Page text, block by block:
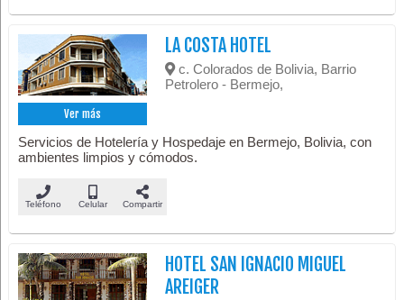
Ver más
LA COSTA HOTEL
c. Colorados de Bolivia, Barrio
Petrolero - Bermejo,
Servicios de Hotelería y Hospedaje en Bermejo, Bolivia, con
ambientes limpios y cómodos.
Teléfono Celular Compartir
HOTEL SAN IGNACIO MIGUEL
AREIGER